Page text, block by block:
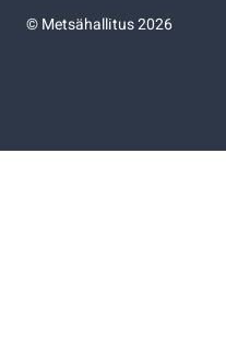
©Metsähallitus 2026